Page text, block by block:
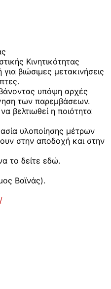
Κινητικότητας
βιώσιμες μετακινήσεις
υπόψη αρχές
των παρεμβάσεων.
βελτιωθεί η ποιότητα
υλοποίησης μέτρων
στην αποδοχή και στην
το δείτε εδώ.
Βαϊνάς).